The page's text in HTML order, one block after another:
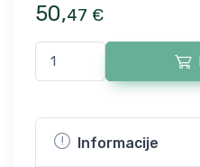
50,47 €
Informacije